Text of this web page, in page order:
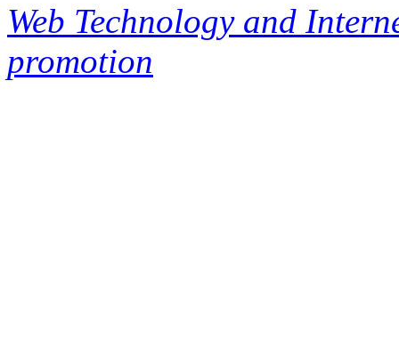
Web Technology and
promotion